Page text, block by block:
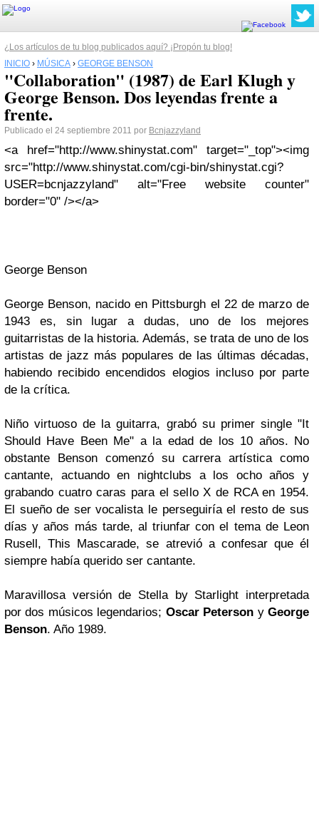
¿Los artículos de tu blog publicados aquí? ¡Propón tu blog!
INICIO › MÚSICA › GEORGE BENSON
"Collaboration" (1987) de Earl Klugh y
George Benson. Dos leyendas frente a
frente.
Publicado el 24 septiembre 2011 por Bcnjazzyland
<a href="http://www.shinystat.com" target="_top"><img
src="http://www.shinystat.com/cgi-bin/shinystat.cgi?
USER=bcnjazzyland" alt="Free website counter"
border="0" /></a>
George Benson
George Benson, nacido en Pittsburgh el 22 de marzo de
1943 es, sin lugar a dudas, uno de los mejores
guitarristas de la historia. Además, se trata de uno de los
artistas de jazz más populares de las últimas décadas,
habiendo recibido encendidos elogios incluso por parte
de la crítica.
Niño virtuoso de la guitarra, grabó su primer single "It
Should Have Been Me" a la edad de los 10 años. No
obstante Benson comenzó su carrera artística como
cantante, actuando en nightclubs a los ocho años y
grabando cuatro caras para el selloX de RCAen 1954.
El sueño de ser vocalista le perseguiría el resto de sus
días y años más tarde, al triunfar con el tema de Leon
Rusell,This Mascarade, se atrevió a confesar que él
siempre había querido ser cantante.
Maravillosa versión de Stella by Starlight interpretada
por dos músicos legendarios; Oscar Peterson yGeorge
Benson. Año 1989.